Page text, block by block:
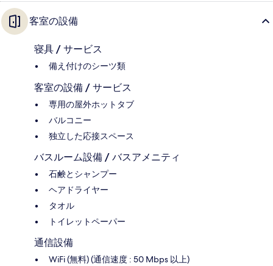
客室の設備
寝具 / サービス
備え付けのシーツ類
客室の設備 / サービス
専用の屋外ホットタブ
バルコニー
独立した応接スペース
バスルーム設備 / バスアメニティ
石鹸とシャンプー
ヘアドライヤー
タオル
トイレットペーパー
通信設備
WiFi (無料) (通信速度 : 50 Mbps 以上)